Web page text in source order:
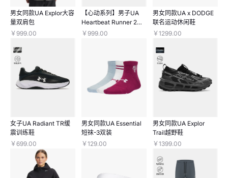
男女同款UA Explor大容
量双肩包
￥999.00
【心动系列】男子UA
Heartbeat Runner 2跑
鞋
￥999.00
男女同款UA x DODGE
联名运动休闲鞋
￥1299.00
女子UA Radiant TR缓
震训练鞋
￥699.00
男女同款UA Essential
短袜-3双装
￥129.00
男女同款UA Explor
Trail越野鞋
￥1399.00